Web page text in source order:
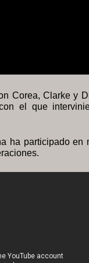
Corea, Clarke y
el que
ha participado en